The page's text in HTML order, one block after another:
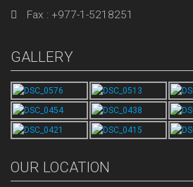
Fax : +977-1-5218251
GALLERY
OUR LOCATION